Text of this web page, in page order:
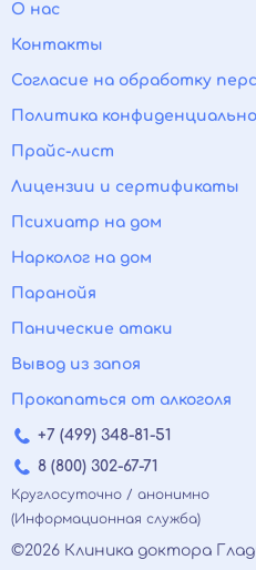
О нас
Контакты
Согласие на обработку
Политика
Прайс-лист
Лицензии и сертификаты
Психиатр на дом
Нарколог на дом
Паранойя
Панические атаки
Вывод из запоя
Прокапаться от алкоголя
+7 (499) 348-81-51
8 (800) 302-67-71
Круглосуточно / анонимно
(Информационная служба)
©2026 Клиника доктора